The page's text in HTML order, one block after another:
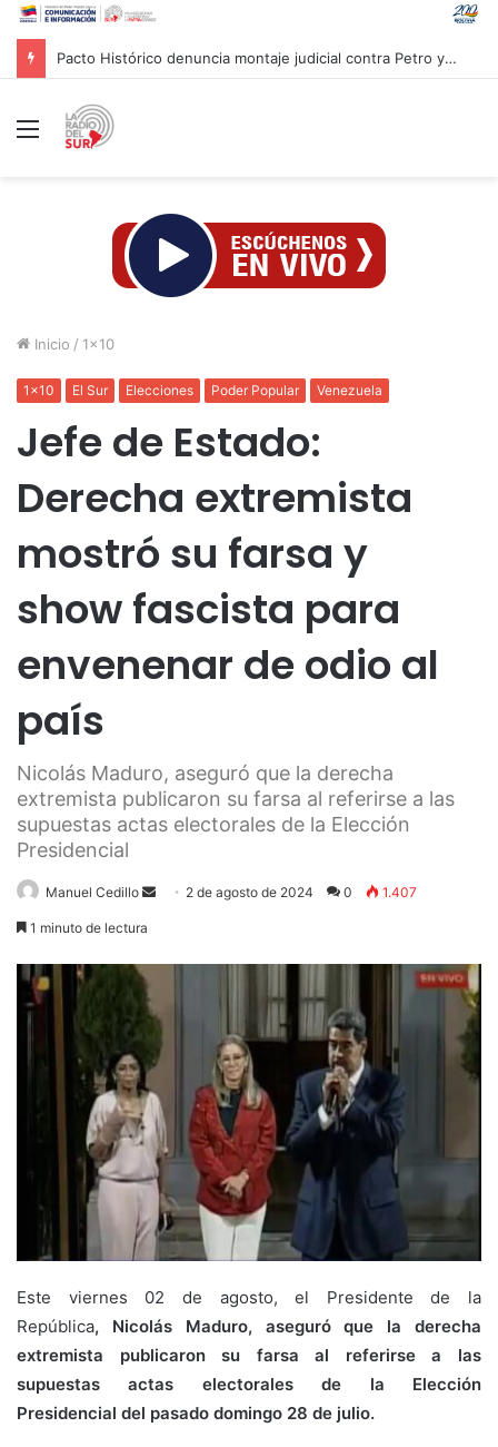
Pacto Histórico denuncia montaje judicial contra Petro y Cepeda
Menú
Inicio / 1x10
1x10 El Sur Elecciones Poder Popular Venezuela
Jefe de Estado:
Derecha extremista
mostró su farsa y
show fascista para
envenenar de odio al
país
Nicolás Maduro, aseguró que la derecha
extremista publicaron su farsa al referirse a las
supuestas actas electorales de la Elección
Presidencial
Manuel Cedillo
Send 2 de agosto de 2024 0 1.407
1 minuto de lectura
Este viernes 02 de agosto, el Presidente de la
República, Nicolás Maduro, aseguró que la derecha
extremista publicaron su farsa al referirse a las
supuestas actas electorales de la Elección
Presidencial del pasado domingo 28 de julio.